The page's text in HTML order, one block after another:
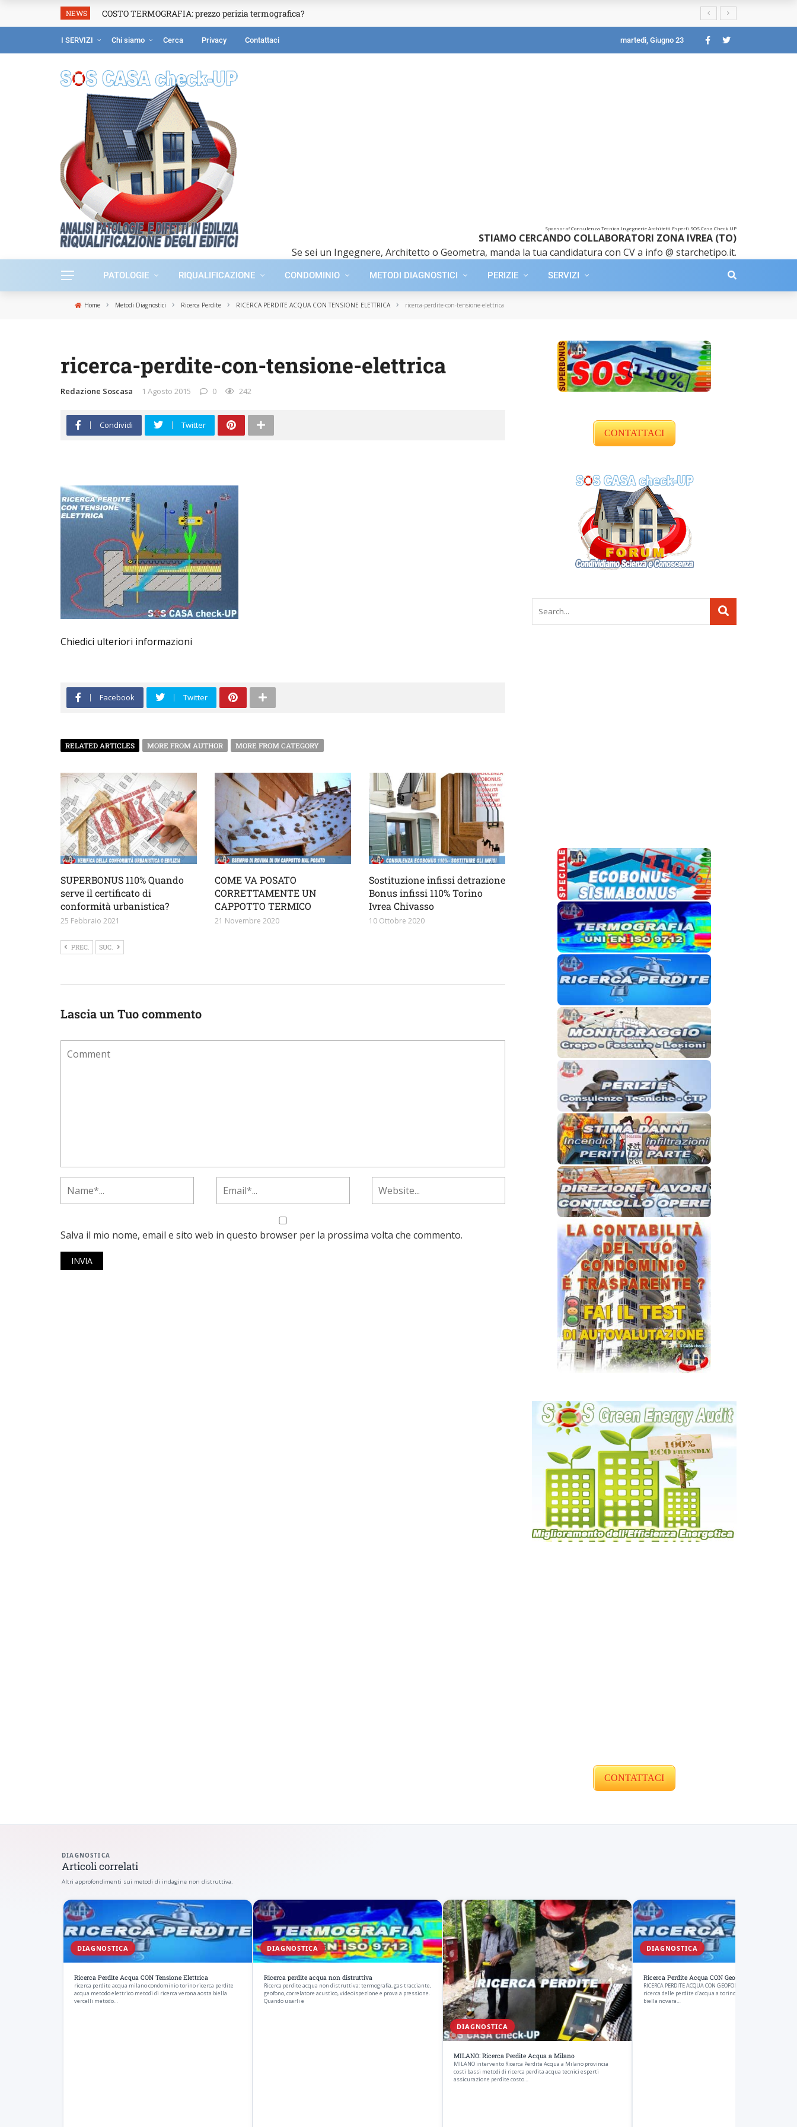
NEWS COSTO TERMOGRAFIA: prezzo perizia termografica?
I SERVIZI Chi siamo Cerca Privacy Contattaci martedì, Giugno 23
Sponsor of Consulenza Tecnica Ingegnerie Architetti Esperti SOS Casa Check UP
STIAMO CERCANDO COLLABORATORI ZONA IVREA (TO)
Se sei un Ingegnere, Architetto o Geometra, manda la tua candidatura con CV a info @ starchetipo.it.
PATOLOGIE RIQUALIFICAZIONE CONDOMINIO METODI DIAGNOSTICI PERIZIE SERVIZI
Home › Metodi Diagnostici › Ricerca Perdite › RICERCA PERDITE ACQUA CON TENSIONE ELETTRICA › ricerca-perdite-con-tensione-elettrica
ricerca-perdite-con-tensione-elettrica
Redazione Soscasa 1 Agosto 2015 0 242
Condividi Twitter
Chiedici ulteriori informazioni
Facebook Twitter
RELATED ARTICLES MORE FROM AUTHOR MORE FROM CATEGORY
SUPERBONUS 110% Quando
serve il certificato di
conformità urbanistica?
25 Febbraio 2021
COME VA POSATO
CORRETTAMENTE UN
CAPPOTTO TERMICO
21 Novembre 2020
Sostituzione infissi detrazione
Bonus infissi 110% Torino
Ivrea Chivasso
10 Ottobre 2020
PREC. SUC.
Lascia un Tuo commento
Salva il mio nome, email e sito web in questo browser per la prossima volta che commento.
CONTATTACI
CONTATTACI
DIAGNOSTICA
Articoli correlati
Altri approfondimenti sui metodi di indagine non distruttiva.
DIAGNOSTICA
Ricerca Perdite Acqua CON Tensione Elettrica
ricerca perdite acqua milano condominio torino ricerca perdite
acqua metodo elettrico metodi di ricerca verona aosta biella
vercelli metodo…
DIAGNOSTICA
Ricerca perdite acqua non distruttiva
Ricerca perdite acqua non distruttiva: termografia, gas tracciante,
geofono, correlatore acustico, videoispezione e prova a pressione.
Quando usarli e
DIAGNOSTICA
MILANO: Ricerca Perdite Acqua a Milano
MILANO intervento Ricerca Perdite Acqua a Milano provincia
costi bassi metodi di ricerca perdita acqua tecnici esperti
assicurazione perdite costo…
DIAGNOSTICA
Ricerca Perdite Acqua CON Geofono
RICERCA PERDITE ACQUA CON GEOFONO metodo acustrico
ricerca delle perdite d'acqua a torino aosta milano ivrea
biella novara…